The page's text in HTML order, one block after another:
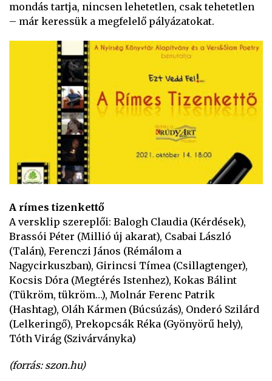
mondás tartja, nincsen lehetetlen, csak tehetetlen
– már keressük a megfelelő pályázatokat.
A rímes tizenkettő
A versklip szereplői: Balogh Claudia (Kérdések),
Brassói Péter (Millió új akarat), Csabai László
(Talán), Ferenczi János (Rémálom a
Nagycirkuszban), Girincsi Tímea (Csillagtenger),
Kocsis Dóra (Megtérés Istenhez), Kokas Bálint
(Tükröm, tükröm…), Molnár Ferenc Patrik
(Hashtag), Oláh Kármen (Búcsúzás), Onderó Szilárd
(Lelkeringő), Prekopcsák Réka (Gyönyörű hely),
Tóth Virág (Szivárványka)
(forrás: szon.hu)